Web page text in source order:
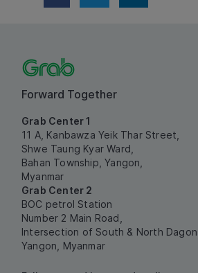
Forward Together
Grab Center 1
11 A, Kanbawza Yeik Thar Street,
Shwe Taung Kyar Ward,
Bahan Township, Yangon,
Myanmar
Grab Center 2
BOC petrol Station
Number 2 Main Road,
Intersection of South & North Dagon,
Yangon, Myanmar